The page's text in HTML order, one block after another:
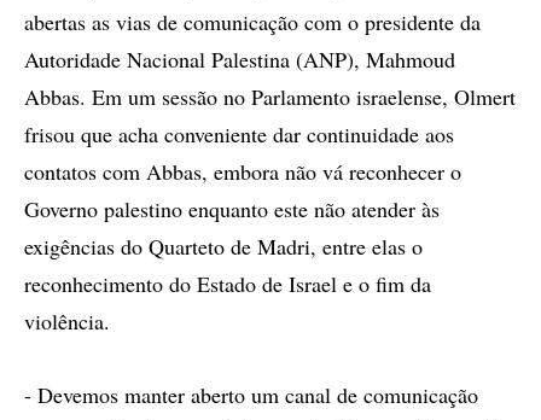
abertas as vias de comunicação com o presidente da
Autoridade Nacional Palestina (ANP), Mahmoud
Abbas. Em um sessão no Parlamento israelense, Olmert
frisou que acha conveniente dar continuidade aos
contatos com Abbas, embora não vá reconhecer o
Governo palestino enquanto este não atender às
exigências do Quarteto de Madri, entre elas o
reconhecimento do Estado de Israel e o fim da
violência.
- Devemos manter aberto um canal de comunicação